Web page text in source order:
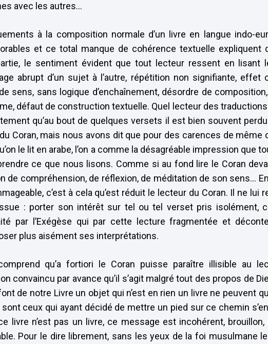
avec les autres…
à la composition normale d’un livre en langue indo-
et ce total manque de cohérence textuelle expliquent
le sentiment évident que tout lecteur ressent en lisant
abrupt d’un sujet à l’autre, répétition non signifiante, effet
sens, sans logique d’enchaînement, désordre de
défaut de construction textuelle. Quel lecteur des traductions
qu’au bout de quelques versets il est bien souvent
Coran, mais nous avons dit que pour des carences de même
le lit en arabe, l’on a comme la désagréable impression que
ce que nous lisons. Comme si au fond lire le Coran
de compréhension, de réflexion, de méditation de son sens…
c’est à cela qu’est réduit le lecteur du Coran. Il ne lui
: porter son intérêt sur tel ou tel verset pris isolément,
par l’Exégèse qui par cette lecture fragmentée et
plus aisément ses interprétations.
qu’a fortiori le Coran puisse paraître illisible au
convaincu par avance qu’il s’agit malgré tout des propos de
de notre Livre un objet qui n’est en rien un livre ne peuvent
sont ceux qui ayant décidé de mettre un pied sur ce chemin
livre n’est pas un livre, ce message est incohérent, brouillon,
Pour le dire librement, sans les yeux de la foi musulmane